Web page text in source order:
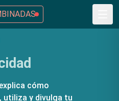
cómo
utiliza y divulga tu